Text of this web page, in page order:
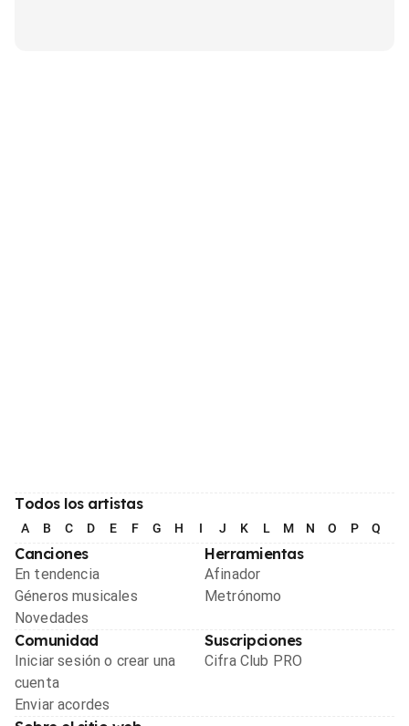
Todos los artistas
A B C D E F G H I J K L M N O P Q
Canciones
En tendencia
Géneros musicales
Novedades
Herramientas
Afinador
Metrónomo
Comunidad
Iniciar sesión o crear una
cuenta
Enviar acordes
Suscripciones
Cifra Club PRO